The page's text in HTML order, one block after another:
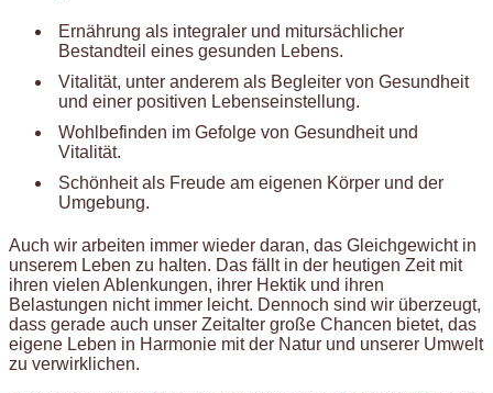
Ernährung als integraler und mitursächlicher
Bestandteil eines gesunden Lebens.
Vitalität, unter anderem als Begleiter von Gesundheit
und einer positiven Lebenseinstellung.
Wohlbefinden im Gefolge von Gesundheit und
Vitalität.
Schönheit als Freude am eigenen Körper und der
Umgebung.
Auch wir arbeiten immer wieder daran, das Gleichgewicht in
unserem Leben zu halten. Das fällt in der heutigen Zeit mit
ihren vielen Ablenkungen, ihrer Hektik und ihren
Belastungen nicht immer leicht. Dennoch sind wir überzeugt,
dass gerade auch unser Zeitalter große Chancen bietet, das
eigene Leben in Harmonie mit der Natur und unserer Umwelt
zu verwirklichen.